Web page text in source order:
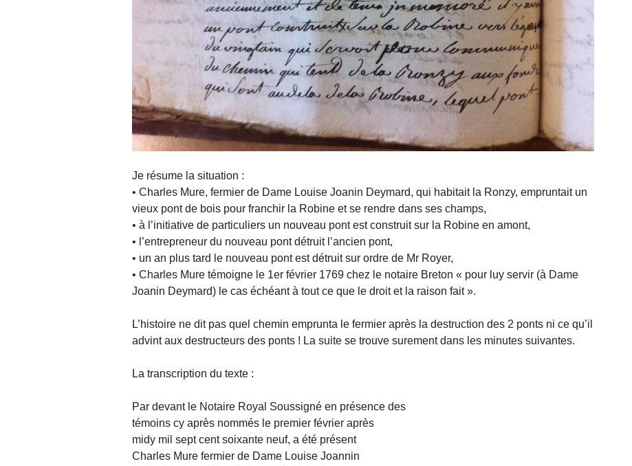
Je résume la situation :
• Charles Mure, fermier de Dame Louise Joanin Deymard, qui habitait la Ronzy, empruntait un
vieux pont de bois pour franchir la Robine et se rendre dans ses champs,
• à l’initiative de particuliers un nouveau pont est construit sur la Robine en amont,
• l’entrepreneur du nouveau pont détruit l’ancien pont,
• un an plus tard le nouveau pont est détruit sur ordre de Mr Royer,
• Charles Mure témoigne le 1er février 1769 chez le notaire Breton « pour luy servir (à Dame
Joanin Deymard) le cas échéant à tout ce que le droit et la raison fait ».
L’histoire ne dit pas quel chemin emprunta le fermier après la destruction des 2 ponts ni ce qu’il
advint aux destructeurs des ponts ! La suite se trouve surement dans les minutes suivantes.
La transcription du texte :
Par devant le Notaire Royal Soussigné en présence des
témoins cy après nommés le premier février après
midy mil sept cent soixante neuf, a été présent
Charles Mure fermier de Dame Louise Joannin